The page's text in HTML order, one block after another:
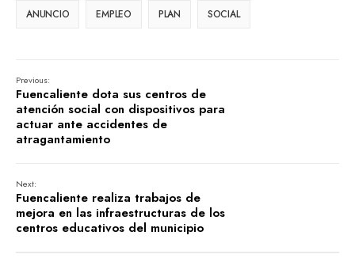
ANUNCIO EMPLEO PLAN SOCIAL
Previous:
Fuencaliente dota sus centros de
atención social con dispositivos para
actuar ante accidentes de
atragantamiento
Next:
Fuencaliente realiza trabajos de
mejora en las infraestructuras de los
centros educativos del municipio